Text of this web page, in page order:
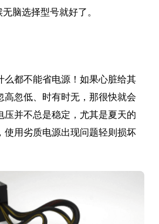
脑选择型号就好了。
么都不能省电源！如果心脏给其
高忽低、时有时无，那很快就会
压并不总是稳定，尤其是夏天的
使用劣质电源出现问题轻则损坏